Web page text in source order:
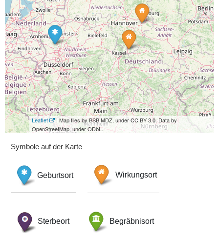
Leaflet
| Map tiles by BSB MDZ, under CC BY 3.0. Data by
OpenStreetMap, under ODbL.
Symbole auf der Karte
Geburtsort Wirkungsort
Sterbeort Begräbnisort